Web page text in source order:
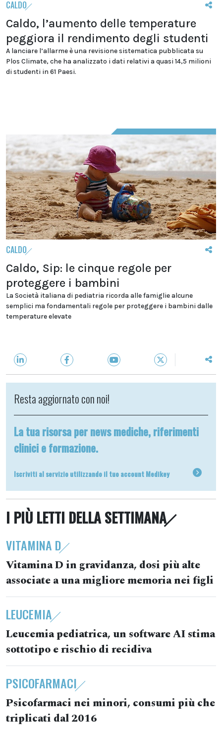
CALDO
Caldo, l’aumento delle temperature
peggiora il rendimento degli studenti
A lanciare l’allarme è una revisione sistematica pubblicata su
Plos Climate, che ha analizzato i dati relativi a quasi 14,5 milioni
di studenti in 61 Paesi.
CALDO
Caldo, Sip: le cinque regole per
proteggere i bambini
La Società italiana di pediatria ricorda alle famiglie alcune
semplici ma fondamentali regole per proteggere i bambini dalle
temperature elevate
Resta aggiornato con noi!
La tua risorsa per news mediche, riferimenti
clinici e formazione.
Iscriviti al servizio utilizzando il tuo account Medikey
I PIÙ LETTI DELLA SETTIMANA
VITAMINA D
Vitamina D in gravidanza, dosi più alte
associate a una migliore memoria nei figli
LEUCEMIA
Leucemia pediatrica, un software AI stima
sottotipo e rischio di recidiva
PSICOFARMACI
Psicofarmaci nei minori, consumi più che
triplicati dal 2016